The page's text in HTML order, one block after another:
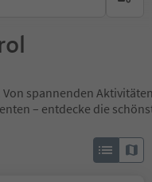
keine
spannenden
– entdecke die